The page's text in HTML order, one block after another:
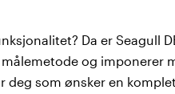
Da er Seagull
og imponerer
deg som ønsker en